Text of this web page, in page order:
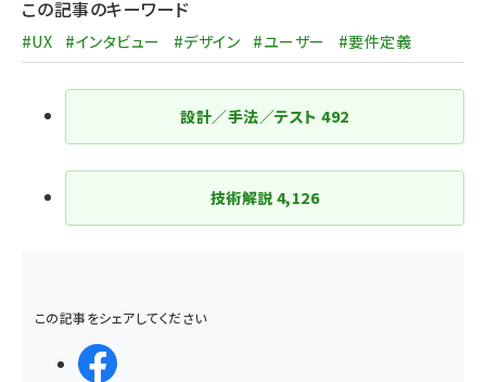
この記事のキーワード
#UX #インタビュー #デザイン #ユーザー #要件定義
設計／手法／テスト492
技術解説 4,126
この記事をシェアしてください